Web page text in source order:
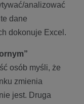
analizować
dane
dokonuje Excel.
osób myśli, że
zmienia
jest. Druga